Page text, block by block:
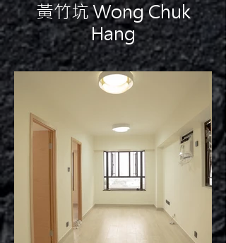
黃竹坑 Wong Chuk
Hang